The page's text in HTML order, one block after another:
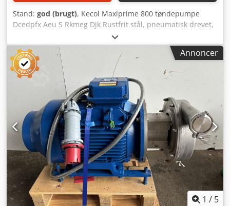
Stand: god (brugt), Kecol Maxiprime 800 tøndepumpe
Dcedpfx Aeu S Rkmeg Djk Rustfrit stål, pneumatisk drevet,
130 liter pr. minut, håndterer op til 12 mm faste partikler,
tidligere brugt til pumpning af frugtjuice fra IBC-
beholdere.
Annoncer
1 / 5